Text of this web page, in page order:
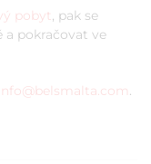
pobyt, pak se
a pokračovat ve
info@belsmalta.com.